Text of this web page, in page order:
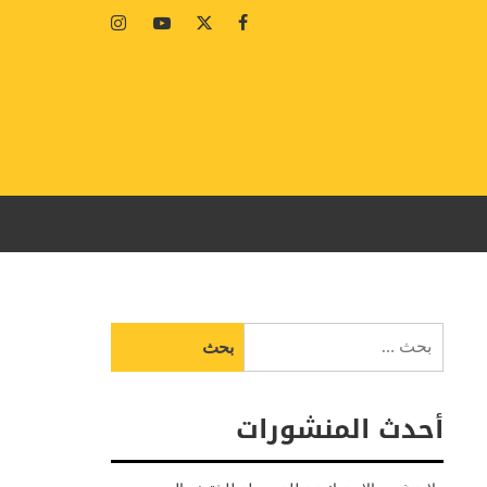
Facebook
Twitter
Youtube
Instagram
عن:
أحدث المنشورات